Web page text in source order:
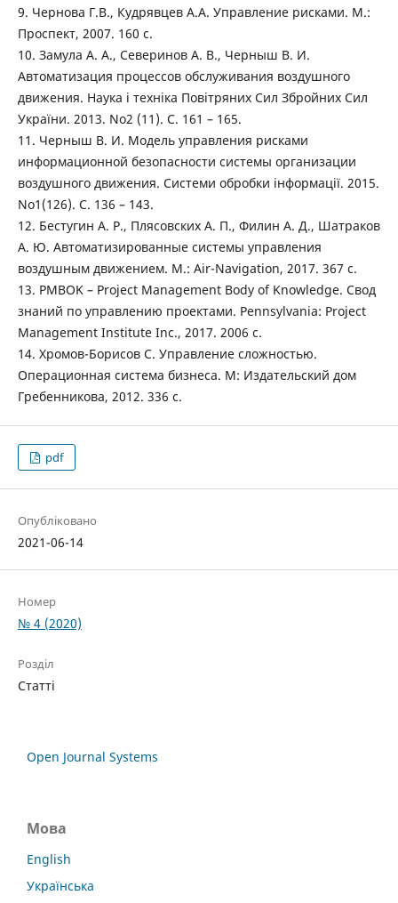
9. Чернова Г.В., Кудрявцев А.А. Управление рисками. М.:
Проспект, 2007. 160 с.
10. Замула А. А., Северинов А. В., Черныш В. И.
Автоматизация процессов обслуживания воздушного
движения. Наука і техніка Повітряних Сил Збройних Сил
України. 2013. No2 (11). С. 161 – 165.
11. Черныш В. И. Модель управления рисками
информационной безопасности системы организации
воздушного движения. Системи обробки інформації. 2015.
No1(126). С. 136 – 143.
12. Бестугин А. Р., Плясовских А. П., Филин А. Д., Шатраков
А. Ю. Автоматизированные системы управления
воздушным движением. М.: Air-Navigation, 2017. 367 с.
13. PMBOK – Project Management Body of Knowledge. Свод
знаний по управлению проектами. Pennsylvania: Project
Management Institute Inc., 2017. 2006 с.
14. Хромов-Борисов С. Управление сложностью.
Операционная система бизнеса. М: Издательский дом
Гребенникова, 2012. 336 с.
pdf
Опубліковано
2021-06-14
Номер
№ 4 (2020)
Розділ
Статті
Open Journal Systems
Мова
English
Українська